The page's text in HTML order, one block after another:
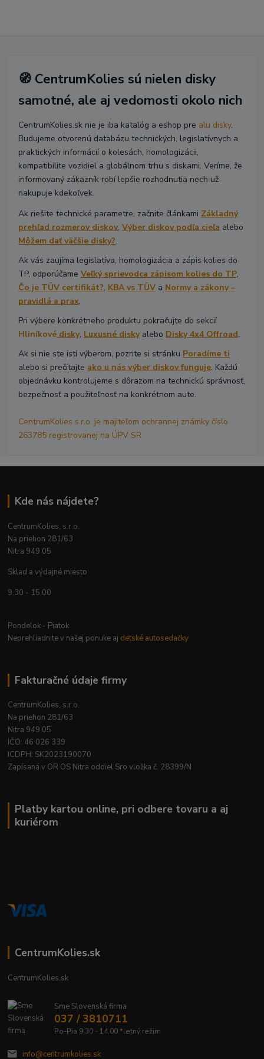
🧭 CentrumKolies sú nielen disky
samotné, ale aj vedomosti okolo nich
CentrumKolies.sk nie je iba katalóg a eshop pre alu disky.
Budujeme otvorenú databázu technických, legislatívnych a
praktických informácií o kolesách, homologizácii,
kompatibilite vozidiel a globálnom trhu s diskami. Veríme, že
informovaný zákazník robí lepšie rozhodnutia nech už
nakupuje kdekoľvek.
Ak riešite technické parametre, začnite článkami Základný
prehľad rozmerov diskov,Výber diskov podľa cieľa alebo
Môžem dať väčšie disky?.
Ak vás zaujíma legislatíva, homologizácia a zápis kolies do
TP, odporúčameVeľký sprievodca zápisom kolies do TP,
Čo je TÜV certifikát?, KBA vs TÜV a Normy a zákony –
pravidlá a prax.
Pri výbere konkrétneho produktu pokračujte do sekcií
Hliníkové disky, Luxusné diskyalebo Disky 4x4 Offroad.
Ak si nie ste istí výberom, pozrite si stránku Poradíme ti
alebo si prečítajte ako u nás výber diskov funguje. Každú
objednávku kontrolujeme s dôrazom na technickú správnosť,
bezpečnosť a použiteľnosť na konkrétnom aute.
CentrumKolies s.r.o. je majiteľom ochrannej známky číslo
263785 registrovanej na ÚPV SR
Kde nás nájdete?
CentrumKolies, s.r.o.
Na priehon 281/63
Nitra 949 05
Sklad a výdajné miesto
9.30 - 15.00
Pondelok - Piatok
Neprehliadnite v našej ponuke aj detské autosedačky
Fakturačné údaje firmy
CentrumKolies, s.r.o.
Na priehon 281/63
Nitra 949 05
IČO: 46 026 339
ICDPH: SK2023190070
Zapísaná v OR OS Nitra oddiel Sro vložka č. 28399/N
Platby kartou online, pri odbere tovaru a aj
kuriérom
CentrumKolies.sk
CentrumKolies.sk
Sme Slovenská firma
037 / 3810711
Po-Pia 9.30 - 14.00 *letný režim
info@centrumkolies.sk